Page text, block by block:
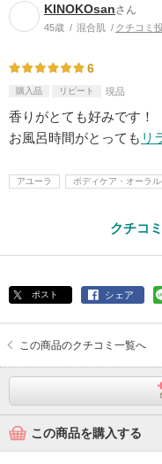
KINOKOsanさん
45歳 混合肌 クチコミ
6
購入品 リピート 現品
香りがとても好みです！
お風呂時間がとっても リ
アユーラ ボディケア・オーラ
クチコ
ポスト シェア
この商品のクチコミ一覧へ
この商品を購入する